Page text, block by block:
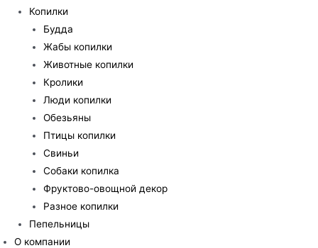
Копилки
Будда
Жабы копилки
Животные копилки
Кролики
Люди копилки
Обезьяны
Птицы копилки
Свиньи
Собаки копилка
Фруктово-овощной декор
Разное копилки
Пепельницы
О компании